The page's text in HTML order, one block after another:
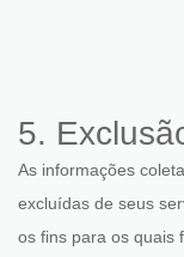
5.
As informações
excluídas de seus
os fins para os quais